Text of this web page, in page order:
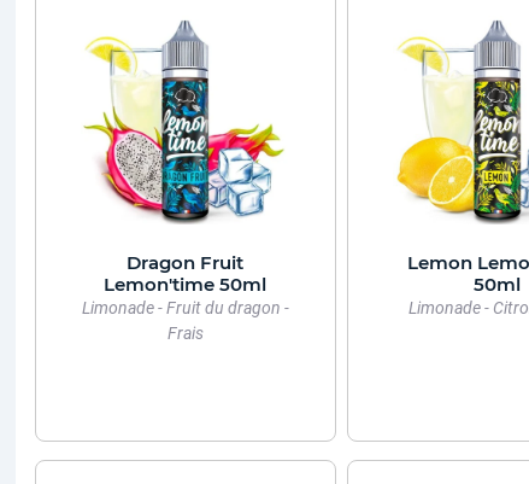
Dragon Fruit
Lemon'time 50ml
Limonade - Fruit du dragon -
Frais
Lemon
50ml
Limonade -